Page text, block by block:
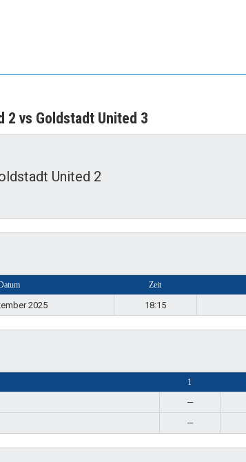
2 vs Goldstadt United 3
United 2
Zeit
2025 18:15
1
—
—